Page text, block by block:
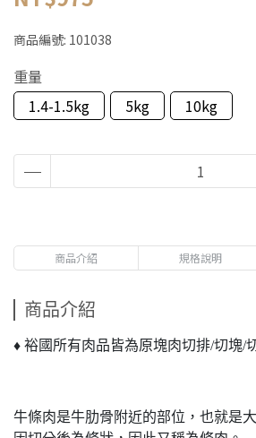
商品編號: 101038
重量
1.4-1.5kg
5kg 10kg
商品介紹 規格說明
商品介紹
♦ 裕國所有肉品皆為原塊肉切排/切塊/
牛條肉是牛肋骨附近的部位，也就是